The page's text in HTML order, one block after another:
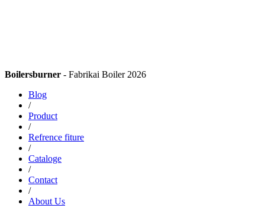
Boilersburner - Fabrikai Boiler 2026
Blog
/
Product
/
Refrence fiture
/
Cataloge
/
Contact
/
About Us